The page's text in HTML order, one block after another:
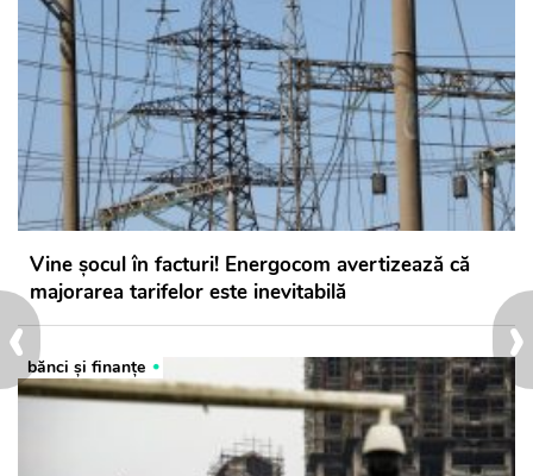
›
‹
Vine șocul în facturi! Energocom avertizează că
majorarea tarifelor este inevitabilă
bănci şi finanţe